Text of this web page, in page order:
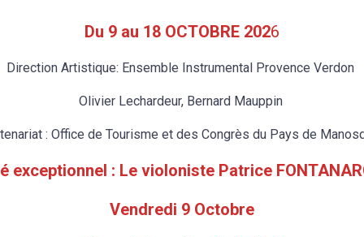
Du 9 au 18 OCTOBRE 2026
Direction Artistique: Ensemble Instrumental Provence Verdon
Olivier Lechardeur, Bernard Mauppin
: Office de Tourisme et des Congrès du Pays de
exceptionnel : Le violoniste Patrice
Vendredi 9 Octobre